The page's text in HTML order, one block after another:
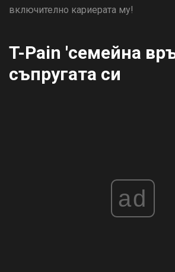
включително кариерата му!
T-Pain 'семейна
съпругата си
ad